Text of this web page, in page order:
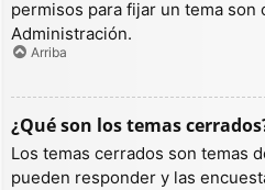
permisos para fijar un tema son
Administración.
Arriba
¿Qué son los temas
Los temas cerrados son temas
pueden responder y las